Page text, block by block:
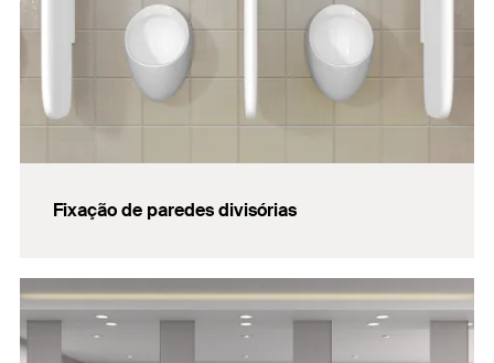
Fixação de paredes divisórias